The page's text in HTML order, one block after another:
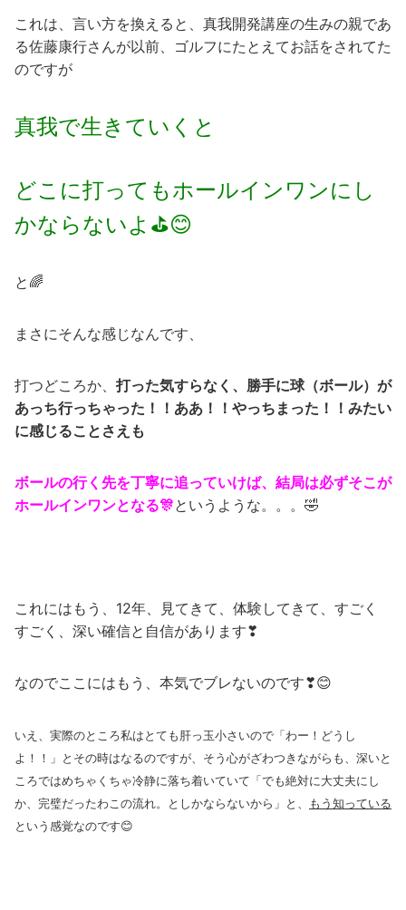
これは、言い方を換えると、真我開発講座の生みの親であ
る佐藤康行さんが以前、ゴルフにたとえてお話をされてた
のですが
真我で生きていくと
どこに打ってもホールインワンにし
かならないよ⛳😊
と🌈
まさにそんな感じなんです、
打つどころか、 打った気すらなく、勝手に球（ボール）が
あっち行っちゃった！！ああ！！やっちまった！！みたい
に感じることさえも
ボールの行く先を丁寧に追っていけば、結局は必ずそこが
ホールインワンとなる🎊というような。。。🤣
これにはもう、12年、見てきて、体験してきて、すごく
すごく、深い確信と自信があります❣
なのでここにはもう、本気でブレないのです❣😊
いえ、実際のところ私はとても肝っ玉小さいので「わー！どうし
よ！！」とその時はなるのですが、そう心がざわつきながらも、深いと
ころではめちゃくちゃ冷静に落ち着いていて「でも絶対に大丈夫にし
か、完璧だったわこの流れ。としかならないから」と、
もう知っている
という感覚なのです😊